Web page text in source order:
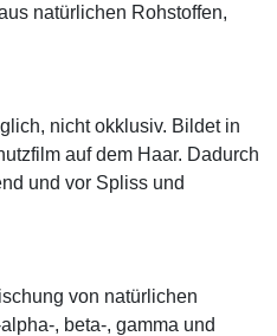
natürlichen Rohstoffen,
nicht okklusiv. Bildet in
auf dem Haar. Dadurch
und vor Spliss und
von natürlichen
, beta-, gamma und